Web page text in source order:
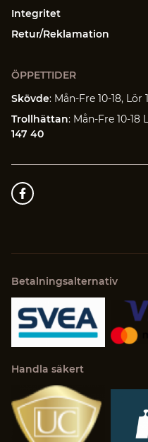
Integritet
Retur/Reklamation
ÖPPETTIDER
Skövde: Mån-Fre 10-18, Lör
Trollhättan: Mån-Fre 10-18
147 40
Betalningsalternativ
Handla säkert